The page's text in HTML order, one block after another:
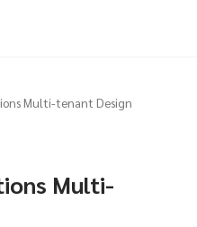
Multi-tenant Design
Multi-